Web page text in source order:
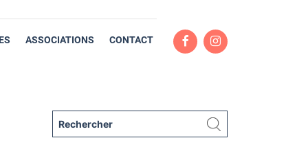
ASSOCIATIONS CONTACT